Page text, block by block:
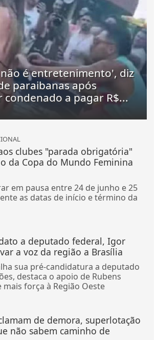
é entretenimento', diz
paraibanas após
condenado a pagar R$...
clubes "parada obrigatória"
da Copa do Mundo Feminina
em pausa entre 24 de junho e 25
as datas de início e término da
a deputado federal, Igor
a voz da região a Brasília
sua pré-candidatura a deputado
destaca o apoio de Rubens
mais força à Região Oeste
de demora, superlotação
não sabem caminho de